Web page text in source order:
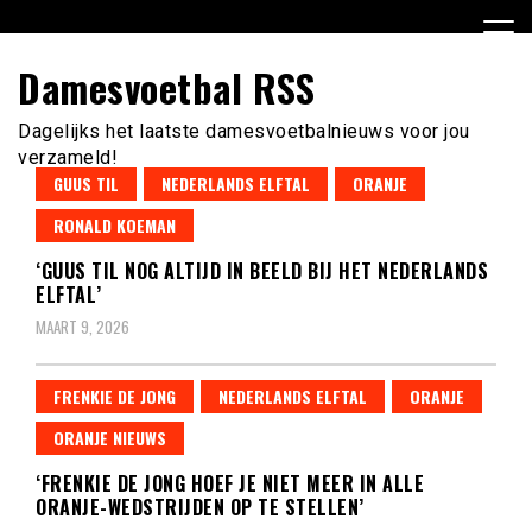
naar
inhoud
Damesvoetbal RSS
Dagelijks het laatste damesvoetbalnieuws voor jou
verzameld!
GUUS TIL NEDERLANDS ELFTAL
ORANJE
RONALD KOEMAN
‘GUUS TIL NOG ALTIJD IN BEELD BIJ HET NEDERLANDS
ELFTAL’
MAART 9, 2026
FRENKIE DE JONG NEDERLANDS ELFTAL
ORANJE
ORANJE NIEUWS
‘FRENKIE DE JONG HOEF JE NIET MEER IN ALLE
ORANJE-WEDSTRIJDEN OP TE STELLEN’